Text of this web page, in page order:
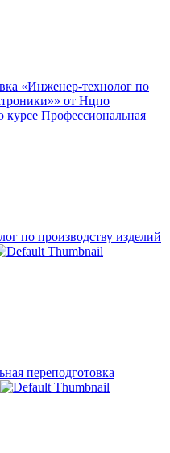
«Инженер-технолог по
от Нцпо
Профессиональная
по производству изделий
переподготовка